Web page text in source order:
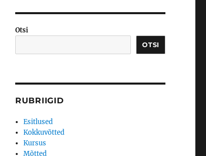
Otsi
OTSI
RUBRIIGID
Esitlused
Kokkuvõtted
Kursus
Mõtted